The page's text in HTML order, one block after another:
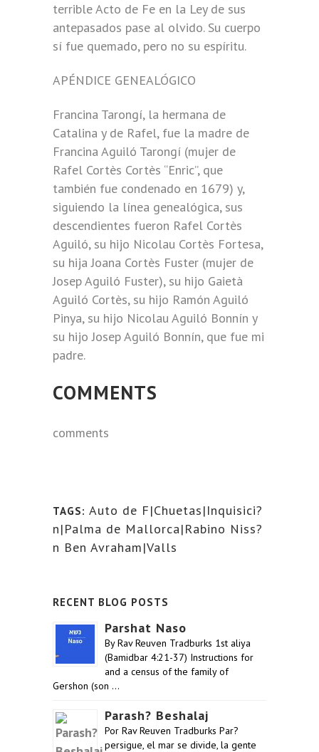
terrible Acto de Fe en la Ley de sus
antepasados pase al olvido. Su cuerpo
sí fue quemado, pero no su espíritu.
APÉNDICE GENEALÓGICO
Francina Tarongí, la hermana de
Catalina y de Rafel, fue la madre de
Francina Aguiló Tarongí (mujer de
Rafel Cortès Cortès “Enric”, que
también fue condenado en 1679) y,
siguiendo la línea genealógica, sus
descendientes fueron Rafel Cortès
Aguiló, su hijo Nicolau Cortès Fortesa,
su hija Joana Cortès Fuster (mujer de
Josep Aguiló Fuster), su hijo Gaietà
Aguiló Cortès, su hijo Ramón Aguiló
Pinya, su hijo Nicolau Aguiló Bonnín y
su hijo Josep Aguiló Bonnín, que fue mi
padre.
COMMENTS
comments
TAGS: Auto de F|Chuetas|Inquisici?
n|Palma de Mallorca|Rabino Niss?
n Ben Avraham|Valls
RECENT BLOG POSTS
Parshat Naso
By Rav Reuven Tradburks 1st aliya
(Bamidbar 4:21-37) Instructions for
and a census of the family of
Gershon (son …
Parash? Beshalaj
Por Rav Reuven Tradburks Par?
persigue, el mar se divide, la gente